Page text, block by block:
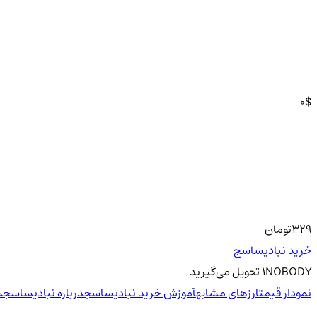
0$
329تومان
خرید نباد‌یساسج
1NOBODY تحویلمی‌گیرید
نمودار قیمتارزهای مشابهآموزش خرید نباد‌یساسجدرباره نباد‌یساسج